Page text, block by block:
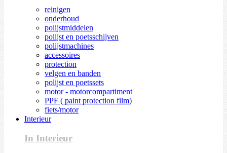
reinigen
onderhoud
polijstmiddelen
polijst en poetsschijven
polijstmachines
accessoires
protection
velgen en banden
polijst en poetssets
motor - motorcompartiment
PPF ( paint protection film)
fiets/motor
Interieur
In Interieur